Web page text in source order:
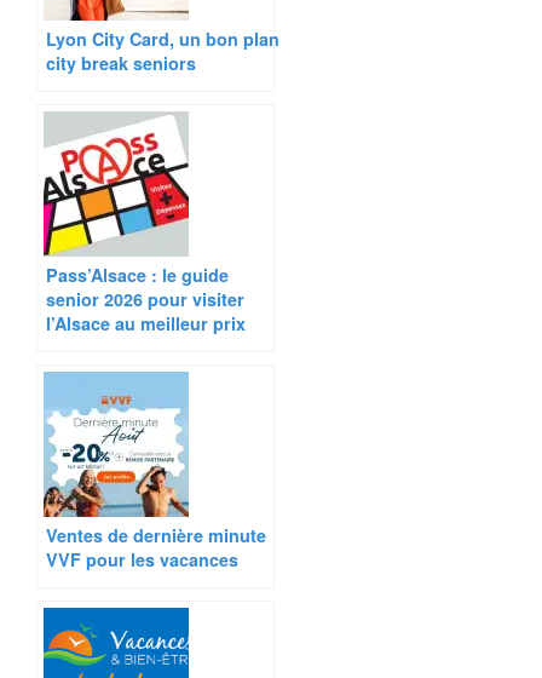
Lyon City Card, un bon plan
city break seniors
Pass’Alsace : le guide
senior 2026 pour visiter
l’Alsace au meilleur prix
Ventes de dernière minute
VVF pour les vacances